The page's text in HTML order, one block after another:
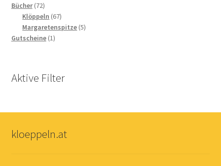
Bücher 7272
Produkte
Klöppeln 6767
Produkte
Margaretenspitze 55
Gutscheine 11
Aktive Filter
kloeppeln.at